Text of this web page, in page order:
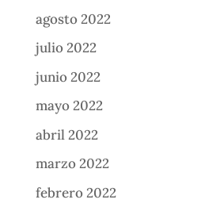
agosto 2022
julio 2022
junio 2022
mayo 2022
abril 2022
marzo 2022
febrero 2022